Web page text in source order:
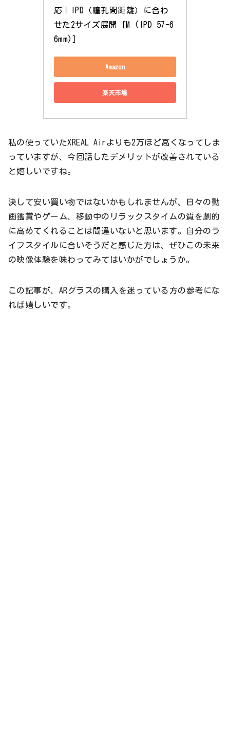
応｜IPD（瞳孔間距離）に合わ
せた2サイズ展開［M (IPD 57-6
6mm)］
Amazon
楽天市場
私の使っていたXREAL Airよりも2万ほど高くなってしま
っていますが、今回話したデメリットが改善されている
と嬉しいですね。
決して安い買い物ではないかもしれませんが、日々の動
画鑑賞やゲーム、移動中のリラックスタイムの質を劇的
に高めてくれることは間違いないと思います。自分のラ
イフスタイルに合いそうだと感じた方は、ぜひこの未来
の映像体験を味わってみてはいかがでしょうか。
この記事が、ARグラスの購入を迷っている方の参考にな
れば嬉しいです。